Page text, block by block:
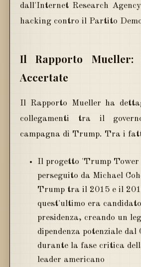
dall'Internet Research
hacking contro il Partito
Il Rapporto Mueller:
Accertate
Il Rapporto Mueller ha
collegamenti tra il
campagna di Trump. Tra i
Il progetto 'Trump Tower
perseguito da Michael
Trump tra il 2015 e il
quest'ultimo era
presidenza, creando un
dipendenza potenziale dal
durante la fase critica
leader americano